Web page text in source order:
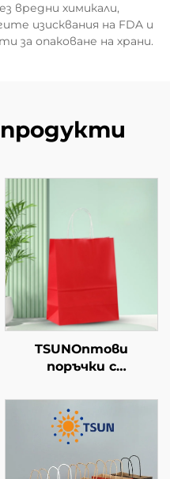
вредни химикали,
изисквания на FDA и
за опаковане на храни.
TSUNОптови
поръчки с
логотип на крафт
хартиен
торбоподобен
мешек с повърхност
за екранна печат за